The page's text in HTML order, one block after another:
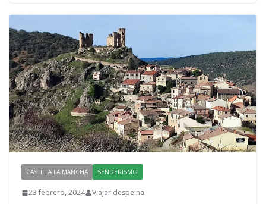
CASTILLA LA MANCHA SENDERISMO
23 febrero, 2024 Viajar despeina